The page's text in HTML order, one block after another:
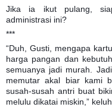
Jika ia ikut pulang,
administrasi ini?
***
“Duh, Gusti, mengapa
harga pangan dan
semuanya jadi murah.
memutar akal biar kami
susah-susah antri buat
melulu dikatai miskin,”